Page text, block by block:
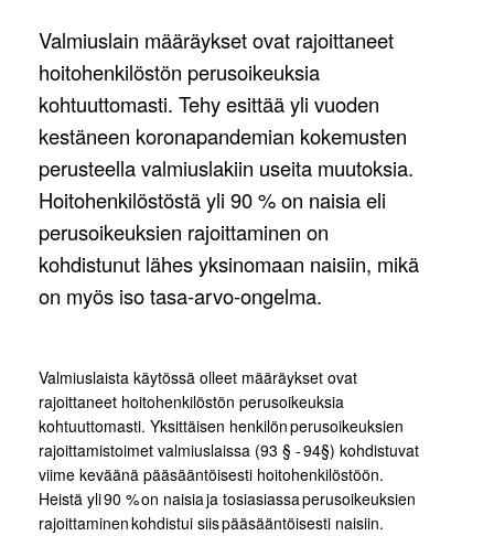
Valmiuslain määräykset ovat rajoittaneet
hoitohenkilöstön perusoikeuksia
kohtuuttomasti. Tehy esittää yli vuoden
kestäneen koronapandemian kokemusten
perusteella valmiuslakiin useita muutoksia.
Hoitohenkilöstöstä yli 90 % on naisia eli
perusoikeuksien rajoittaminen on
kohdistunut lähes yksinomaan naisiin, mikä
on myös iso tasa-arvo-ongelma.
Valmiuslaista käytössä olleet määräykset ovat
rajoittaneet hoitohenkilöstön perusoikeuksia
kohtuuttomasti. Yksittäisen henkilön perusoikeuksien
rajoittamistoimet valmiuslaissa (93 § - 94§) kohdistuvat
viime keväänä pääsääntöisesti hoitohenkilöstöön.
Heistä yli 90 % on naisia ja tosiasiassa perusoikeuksien
rajoittaminen kohdistui siis pääsääntöisesti naisiin.